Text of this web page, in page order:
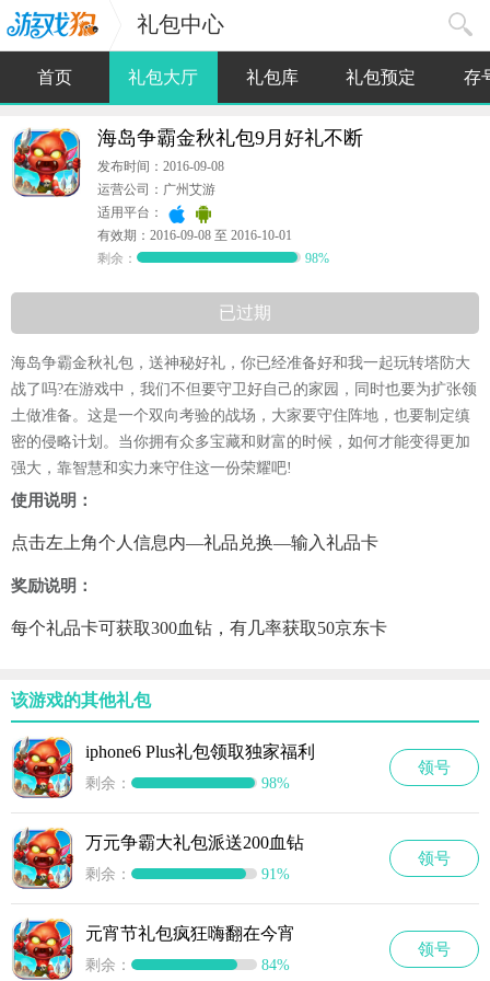
礼包中心
首页 礼包大厅 礼包库 礼包预定 存
海岛争霸金秋礼包9月好礼不断
发布时间：2016-09-08
运营公司：广州艾游
适用平台：
有效期：2016-09-08 至 2016-10-01
剩余：
98%
已过期
海岛争霸金秋礼包，送神秘好礼，你已经准备好和我一起玩转塔防大
战了吗?在游戏中，我们不但要守卫好自己的家园，同时也要为扩张领
土做准备。这是一个双向考验的战场，大家要守住阵地，也要制定缜
密的侵略计划。当你拥有众多宝藏和财富的时候，如何才能变得更加
强大，靠智慧和实力来守住这一份荣耀吧!
使用说明：
点击左上角个人信息内—礼品兑换—输入礼品卡
奖励说明：
每个礼品卡可获取300血钻，有几率获取50京东卡
该游戏的其他礼包
iphone6 Plus礼包领取独家福利
剩余： 98%
领号
万元争霸大礼包派送200血钻
剩余： 91%
领号
元宵节礼包疯狂嗨翻在今宵
剩余： 84%
领号